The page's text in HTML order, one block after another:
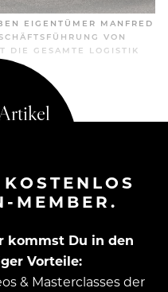
EIGENTÜMER MANFRED
VON
DIE GESAMTE LOGISTIK
MEMBER.
kommst Du in den
Vorteile:
& Masterclasses der